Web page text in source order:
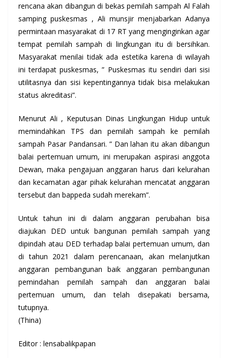
rencana akan dibangun di bekas pemilah sampah Al Falah
samping puskesmas , Ali munsjir menjabarkan Adanya
permintaan masyarakat di 17 RT yang menginginkan agar
tempat pemilah sampah di lingkungan itu di bersihkan.
Masyarakat menilai tidak ada estetika karena di wilayah
ini terdapat puskesmas, ” Puskesmas itu sendiri dari sisi
utilitasnya dan sisi kepentingannya tidak bisa melakukan
status akreditasi”.
Menurut Ali , Keputusan Dinas Lingkungan Hidup untuk
memindahkan TPS dan pemilah sampah ke pemilah
sampah Pasar Pandansari. ” Dan lahan itu akan dibangun
balai pertemuan umum, ini merupakan aspirasi anggota
Dewan, maka pengajuan anggaran harus dari kelurahan
dan kecamatan agar pihak kelurahan mencatat anggaran
tersebut dan bappeda sudah merekam”.
Untuk tahun ini di dalam anggaran perubahan bisa
diajukan DED untuk bangunan pemilah sampah yang
dipindah atau DED terhadap balai pertemuan umum, dan
di tahun 2021 dalam perencanaan, akan melanjutkan
anggaran pembangunan baik anggaran pembangunan
pemindahan pemilah sampah dan anggaran balai
pertemuan umum, dan telah disepakati bersama,
tutupnya.
(Thina)
Editor : lensabalikpapan